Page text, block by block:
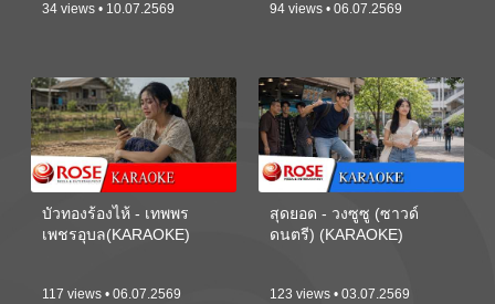
34 views • 10.07.2569 94 views • 06.07.2569
บัวทองร้องไห้ - เทพพร
เพชรอุบล(KARAOKE)
117 views • 06.07.2569
สุดยอด - วงซูซู (ซาวด์
ดนตรี) (KARAOKE)
123 views • 03.07.2569